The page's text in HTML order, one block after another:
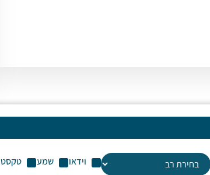
וידאו שמע טקסט